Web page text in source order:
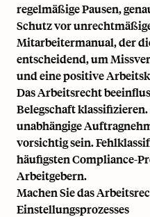
regelmäßige Pausen,
Schutz vor
Mitarbeitermanual, der
entscheidend, um
und eine positive
Das Arbeitsrecht
Belegschaft klassifizieren.
unabhängige
vorsichtig sein.
häufigsten Compliance-
Arbeitgebern.
Machen Sie das
Einstellungsprozesses